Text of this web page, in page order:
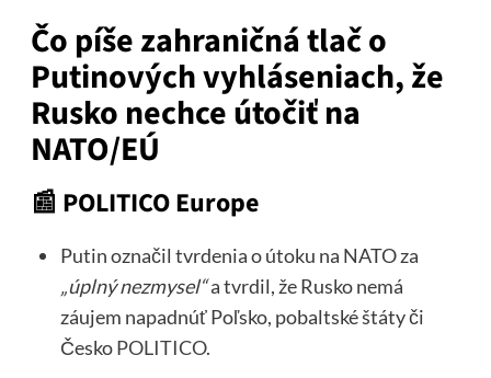
Čo píše zahraničná tlač o
Putinových vyhláseniach, že
Rusko nechce útočiť na
NATO/EÚ
📰 POLITICO Europe
Putin označil tvrdenia o útoku na NATO za
„úplný nezmysel“a tvrdil, že Rusko nemá
záujem napadnúť Poľsko, pobaltské štáty či
ČeskoPOLITICO.